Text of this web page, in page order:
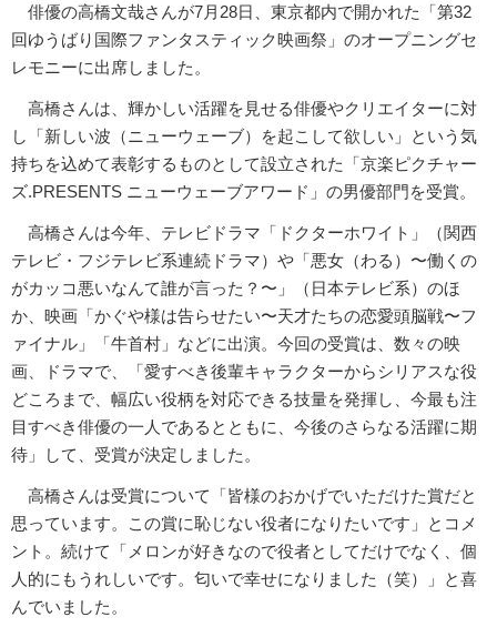
俳優の高橋文哉さんが7月28日、東京都内で開かれた「第32
回ゆうばり国際ファンタスティック映画祭」のオープニングセ
レモニーに出席しました。
高橋さんは、輝かしい活躍を見せる俳優やクリエイターに対
し「新しい波（ニューウェーブ）を起こして欲しい」という気
持ちを込めて表彰するものとして設立された「京楽ピクチャー
ズ.PRESENTS ニューウェーブアワード」の男優部門を受賞。
高橋さんは今年、テレビドラマ「ドクターホワイト」（関西
テレビ・フジテレビ系連続ドラマ）や「悪女（わる）〜働くの
がカッコ悪いなんて誰が言った？〜」（日本テレビ系）のほ
か、映画「かぐや様は告らせたい〜天才たちの恋愛頭脳戦〜フ
ァイナル」「牛首村」などに出演。今回の受賞は、数々の映
画、ドラマで、「愛すべき後輩キャラクターからシリアスな役
どころまで、幅広い役柄を対応できる技量を発揮し、今最も注
目すべき俳優の一人であるとともに、今後のさらなる活躍に期
待」して、受賞が決定しました。
高橋さんは受賞について「皆様のおかげでいただけた賞だと
思っています。この賞に恥じない役者になりたいです」とコメ
ント。続けて「メロンが好きなので役者としてだけでなく、個
人的にもうれしいです。匂いで幸せになりました（笑）」と喜
んでいました。